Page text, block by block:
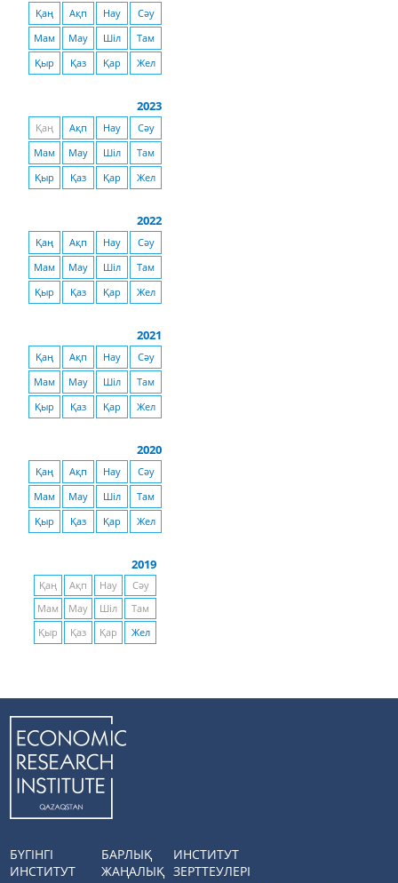
Қаң Ақп Нау
Сәу
Мам
Мау Шіл
Там
Қыр
Қаз Қар Жел
2023
Қаң Ақп Нау
Сәу
Мам
Мау Шіл
Там
Қыр
Қаз Қар Жел
2022
Қаң Ақп Нау
Сәу
Мам
Мау Шіл
Там
Қыр
Қаз Қар Жел
2021
Қаң Ақп Нау
Сәу
Мам
Мау Шіл
Там
Қыр
Қаз Қар Жел
2020
Қаң Ақп Нау
Сәу
Мам
Мау Шіл
Там
Қыр
Қаз Қар Жел
2019
Қаң Ақп Нау
Сәу
Мам
Мау Шіл
Там
Қыр
Қаз Қар Жел
БҮГІНГІ
ИНСТИТУТ
БАРЛЫҚ
ЖАҢАЛЫҚ
ИНСТИТУТ
ЗЕРТТЕУЛЕРІ